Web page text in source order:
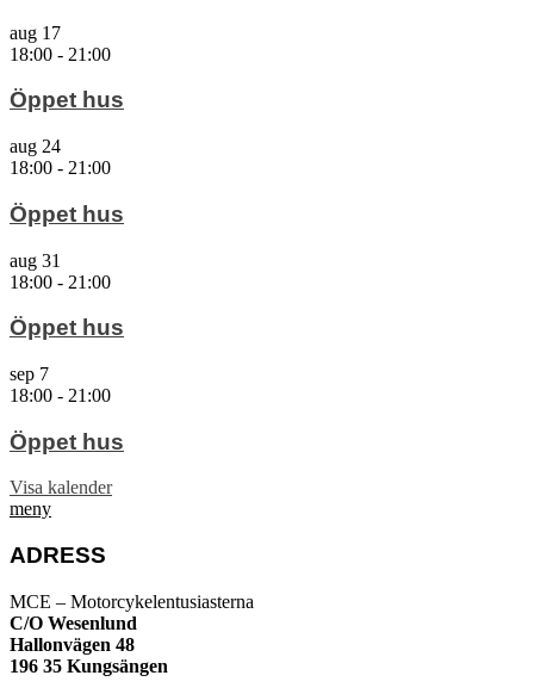
aug 17
18:00 - 21:00
Öppet hus
aug 24
18:00 - 21:00
Öppet hus
aug 31
18:00 - 21:00
Öppet hus
sep 7
18:00 - 21:00
Öppet hus
Visa kalender
meny
ADRESS
MCE – Motorcykelentusiasterna
C/O Wesenlund
Hallonvägen 48
196 35 Kungsängen